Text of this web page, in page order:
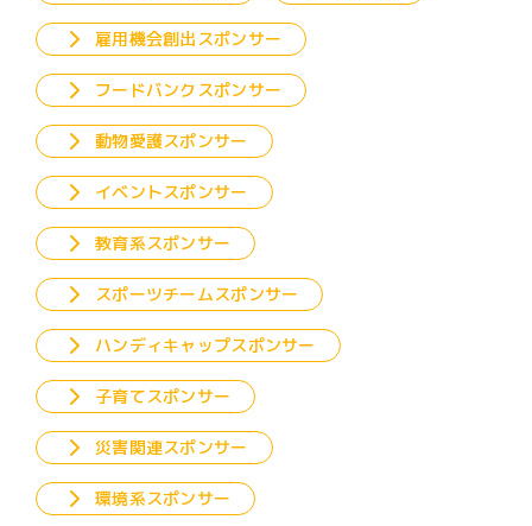
雇用機会創出スポンサー
フードバンクスポンサー
動物愛護スポンサー
イベントスポンサー
教育系スポンサー
スポーツチームスポンサー
ハンディキャップスポンサー
子育てスポンサー
災害関連スポンサー
環境系スポンサー